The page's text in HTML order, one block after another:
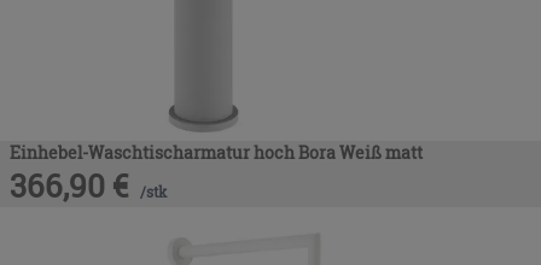
Einhebel-Waschtischarmatur hoch Bora Weiß matt
366,90 € /stk